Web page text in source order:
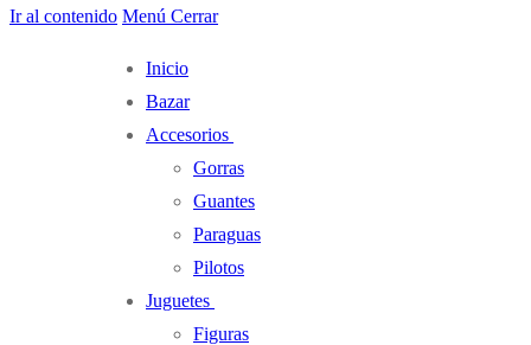
Ir al contenido Menú Cerrar
Inicio
Bazar
Accesorios
Gorras
Guantes
Paraguas
Pilotos
Juguetes
Figuras